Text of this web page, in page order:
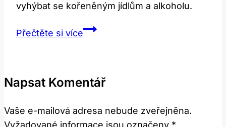
vyhýbat se kořeněným jídlům a alkoholu.
Přečtěte si víceDieta
vředu:
jíst
Napsat Komentář
Vaše e-mailová adresa nebude zveřejněna.
Vyžadované informace jsou označeny *